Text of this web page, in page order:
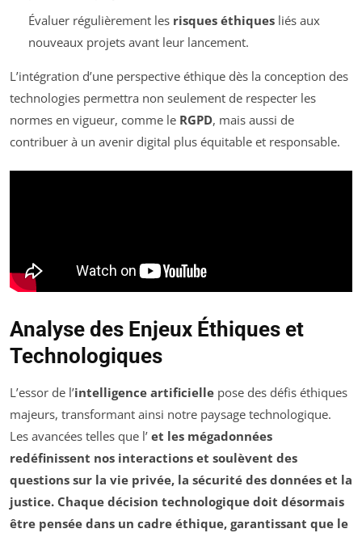
Évaluer régulièrement les risques éthiquesliés aux
nouveaux projets avant leur lancement.
L’intégration d’une perspective éthique dès la conception des
technologies permettra non seulement de respecter les
normes en vigueur, comme le RGPD, mais aussi de
contribuer à un avenir digital plus équitable et responsable.
Analyse des Enjeux Éthiques et
Technologiques
L’essor de l’intelligence artificielle pose des défis éthiques
majeurs, transformant ainsi notre paysage technologique.
Les avancées telles que l’ et les mégadonnées
redéfinissent nos interactions et soulèvent des
questions sur la vie privée, la sécurité des données et la
justice. Chaque décision technologique doit désormais
être pensée dans un cadre éthique, garantissant que le